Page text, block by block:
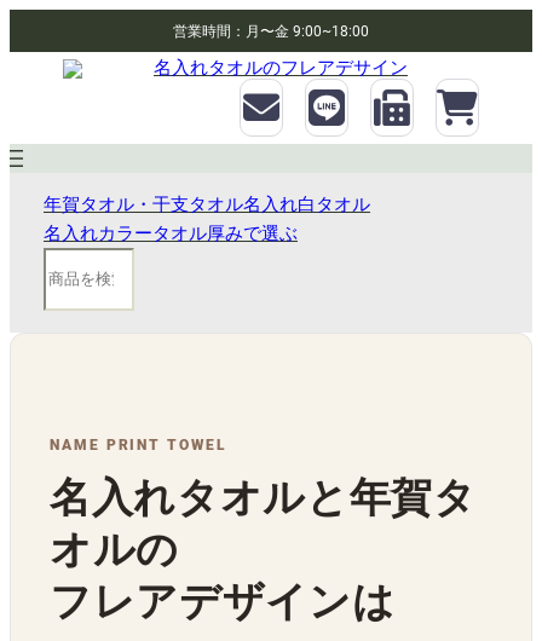
営業時間：月〜金 9:00~18:00
年賀タオル・干支タオル名入れ白タオル
名入れカラータオル厚みで選ぶ
索
NAME PRINT TOWEL
名入れタオルと年賀タ
オルの
フレアデザインは